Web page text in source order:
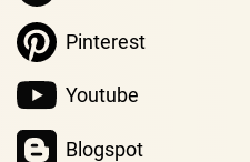
Pinterest
Youtube
Blogspot